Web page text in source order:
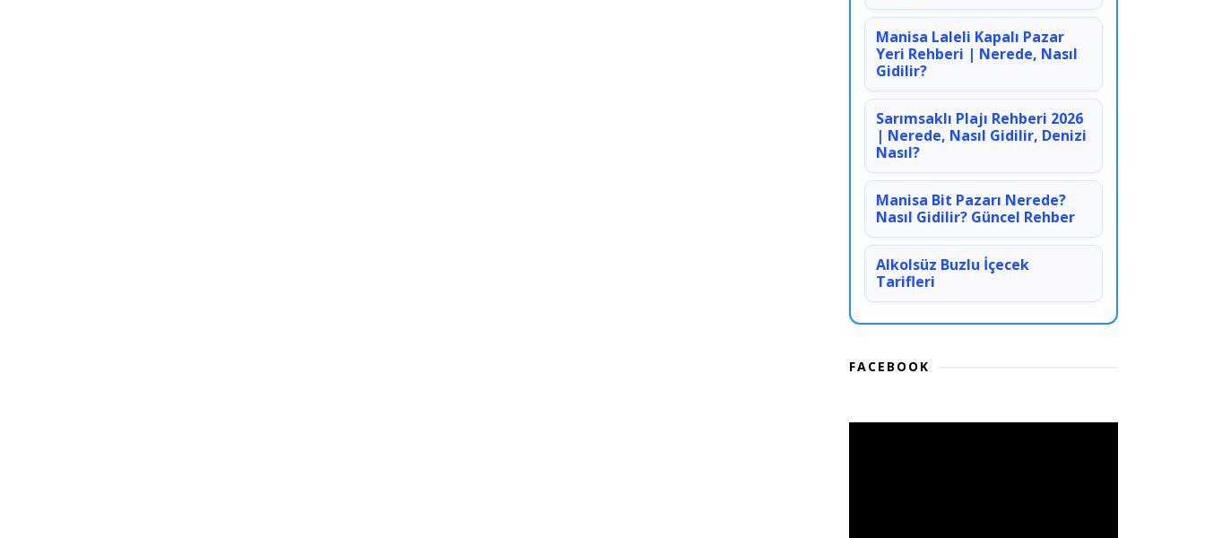
Manisa Laleli Kapalı Pazar
Yeri Rehberi | Nerede, Nasıl
Gidilir?
Sarımsaklı Plajı Rehberi 2026
| Nerede, Nasıl Gidilir, Denizi
Nasıl?
Manisa Bit Pazarı Nerede?
Nasıl Gidilir? Güncel Rehber
Alkolsüz Buzlu İçecek
Tarifleri
FACEBOOK